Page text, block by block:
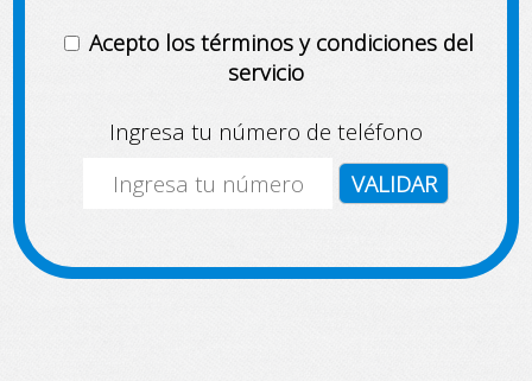
Acepto los términos y condiciones del
servicio
Ingresa tu número de teléfono